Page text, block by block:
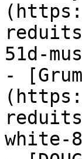
51d-
-
white-